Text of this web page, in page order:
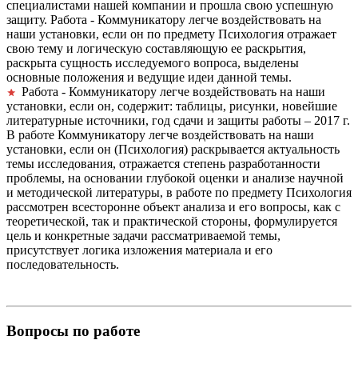
специалистами нашей компании и прошла свою успешную
защиту. Работа - Коммуникатору легче воздействовать на
наши установки, если он по предмету Психология отражает
свою тему и логическую составляющую ее раскрытия,
раскрыта сущность исследуемого вопроса, выделены
основные положения и ведущие идеи данной темы.
Работа - Коммуникатору легче воздействовать на наши
установки, если он, содержит: таблицы, рисунки, новейшие
литературные источники, год сдачи и защиты работы – 2017 г.
В работе Коммуникатору легче воздействовать на наши
установки, если он (Психология) раскрывается актуальность
темы исследования, отражается степень разработанности
проблемы, на основании глубокой оценки и анализе научной
и методической литературы, в работе по предмету Психология
рассмотрен всесторонне объект анализа и его вопросы, как с
теоретической, так и практической стороны, формулируется
цель и конкретные задачи рассматриваемой темы,
присутствует логика изложения материала и его
последовательность.
Вопросы по работе